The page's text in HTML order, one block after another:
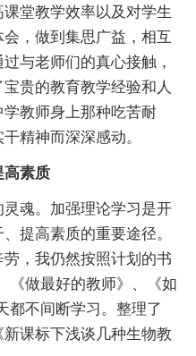
堂教学效率以及对学生
，做到集思广益，相互
与老师们的真心接触，
贵的教育教学经验和人
教师身上那种吃苦耐
精神而深深感动。
素质
魂。加强理论学习是开
提高素质的重要途径。
，我仍然按照计划的书
《做最好的教师》、《如
都不间断学习。整理了
新课标下浅谈几种生物教